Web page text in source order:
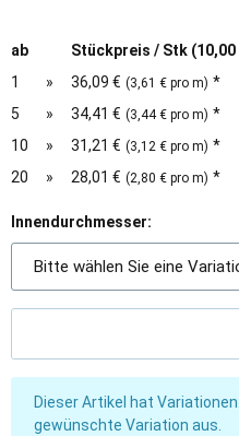
ab
Stückpreis / Stk (10,00
1
» 36,09 € (3,61 € pro m) *
5
» 34,41 € (3,44 € pro m) *
10
» 31,21 € (3,12 € pro m) *
20
» 28,01 € (2,80 € pro m) *
Innendurchmesser:
Bitte wählen Sie eine
x
Dieser Artikel hat
gewünschte Variation aus.